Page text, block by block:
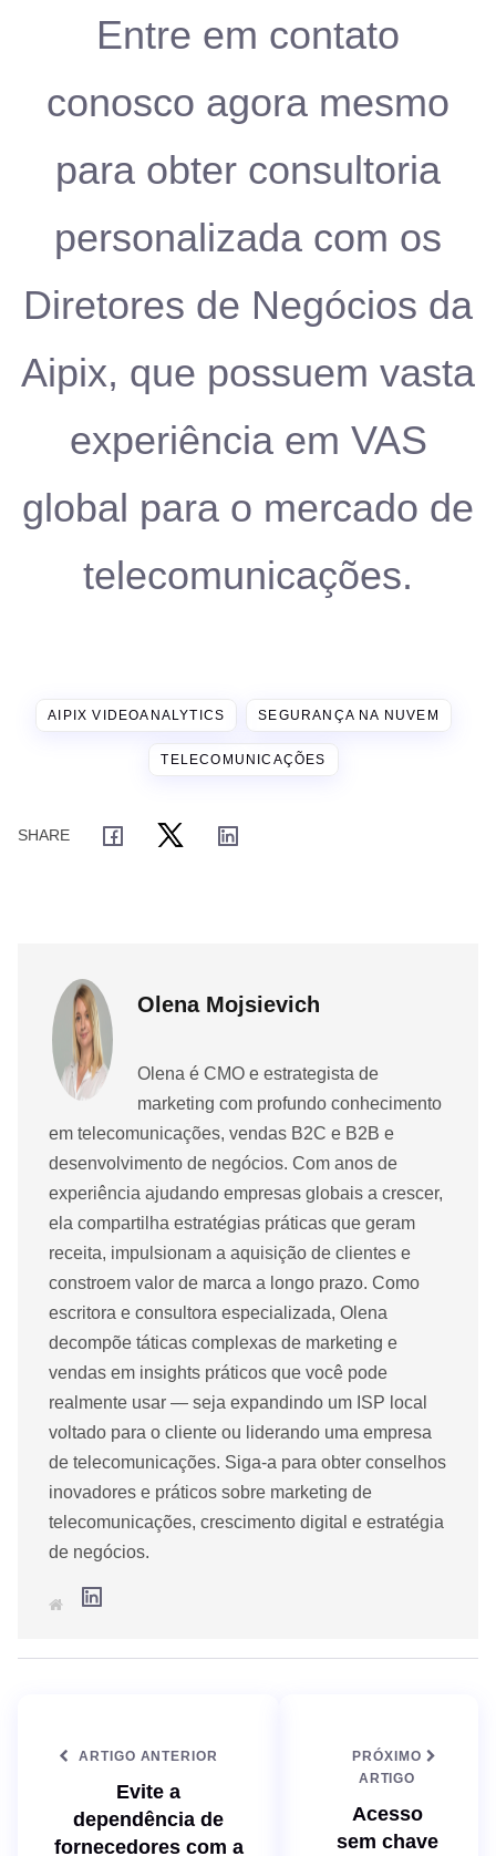
Entre em contato
conosco agora mesmo
para obter consultoria
personalizada com os
Diretores de Negócios da
Aipix, que possuem vasta
experiência em VAS
global para o mercado de
telecomunicações.
AIPIX VIDEOANALYTICS SEGURANÇA NA NUVEM
TELECOMUNICAÇÕES
Olena Mojsievich
Olena é CMO e estrategista de
marketing com profundo conhecimento
em telecomunicações, vendas B2C e B2B e
desenvolvimento de negócios. Com anos de
experiência ajudando empresas globais a crescer,
ela compartilha estratégias práticas que geram
receita, impulsionam a aquisição de clientes e
constroem valor de marca a longo prazo. Como
escritora e consultora especializada, Olena
decompõe táticas complexas de marketing e
vendas em insights práticos que você pode
realmente usar — seja expandindo um ISP local
voltado para o cliente ou liderando uma empresa
de telecomunicações. Siga-a para obter conselhos
inovadores e práticos sobre marketing de
telecomunicações, crescimento digital e estratégia
de negócios.
ARTIGO ANTERIOR
Evite a
dependência de
fornecedores com a
PRÓXIMO
ARTIGO
Acesso
sem chave